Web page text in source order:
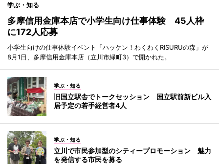
学ぶ・知る
多摩信用金庫本店で小学生向け仕事体験 45人枠
に172人応募
小学生向けの仕事体験イベント「ハッケン！わくわくRISURUの森」が
8月1日、多摩信用金庫本店（立川市緑町3）で開かれた。
学ぶ・知る
旧国立駅舎でトークセッション 国立駅前新ビル入
居予定の若手経営者4人
学ぶ・知る
立川で市民参加型のシティープロモーション 魅力
を発信する市民を募る